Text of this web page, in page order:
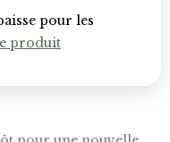
pour les
produit